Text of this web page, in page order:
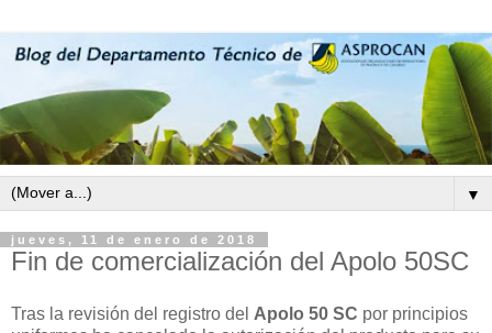
▼
jueves, 11 de enero de 2018
Fin de comercialización del Apolo 50SC
Tras la revisión del registro del Apolo 50 SC por principios